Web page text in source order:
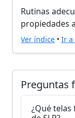
Rutinas
propiedades
Ver índice • Ir a
Preguntas
¿Qué